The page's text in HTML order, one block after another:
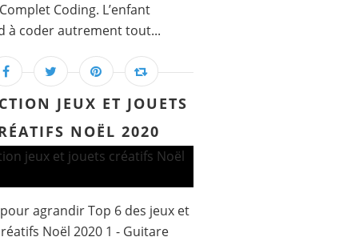
Coding. L’enfant
à coder autrement tout...
JEUX ET JOUETS
NOËL 2020
agrandir Top 6 des jeux et
Noël 2020 1 - Guitare